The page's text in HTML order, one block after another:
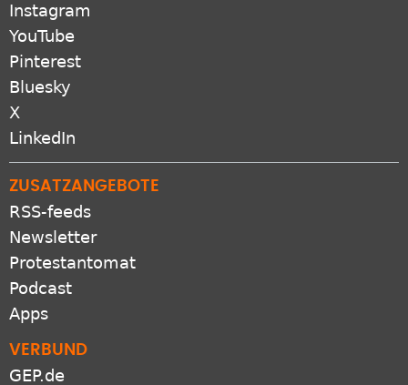
Instagram
YouTube
Pinterest
Bluesky
X
LinkedIn
ZUSATZANGEBOTE
RSS-feeds
Newsletter
Protestantomat
Podcast
Apps
VERBUND
GEP.de